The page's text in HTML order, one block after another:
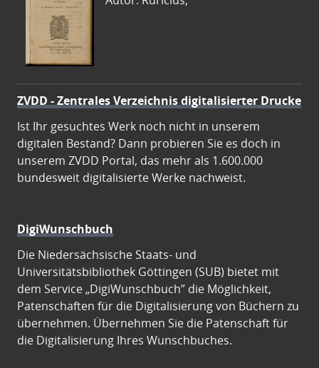
ZVDD - Zentrales Verzeichnis digitalisierter Drucke
Ist Ihr gesuchtes Werk noch nicht in unserem
digitalen Bestand? Dann probieren Sie es doch in
unserem ZVDD Portal, das mehr als 1.600.000
bundesweit digitalisierte Werke nachweist.
DigiWunschbuch
Die Niedersächsische Staats- und
Universitätsbibliothek Göttingen (SUB) bietet mit
dem Service „DigiWunschbuch” die Möglichkeit,
Patenschaften für die Digitalisierung von Büchern zu
übernehmen. Übernehmen Sie die Patenschaft für
die Digitalisierung Ihres Wunschbuches.